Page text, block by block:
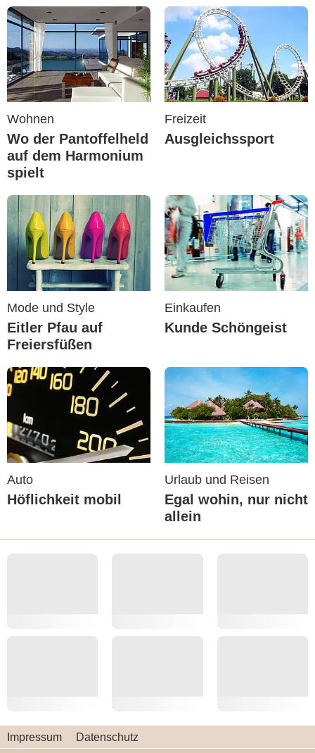
Wohnen
Wo der Pantoffelheld
auf dem Harmonium
spielt
Freizeit
Ausgleichssport
Mode und Style
Eitler Pfau auf
Freiersfüßen
Einkaufen
Kunde Schöngeist
Auto
Höflichkeit mobil
Urlaub und Reisen
Egal wohin, nur nicht
allein
Impressum Datenschutz